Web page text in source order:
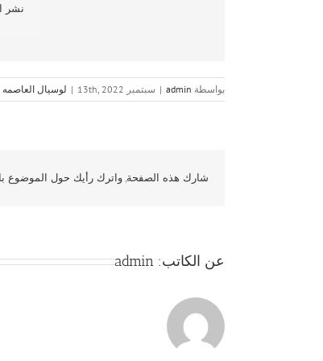
نشر
بواسطة admin
| سبتمبر 13th, 2022 | لوسيال العاصمه
شارك هذه الصفحة, واترك رأيك حول الموضوع
عن الكاتب: admin